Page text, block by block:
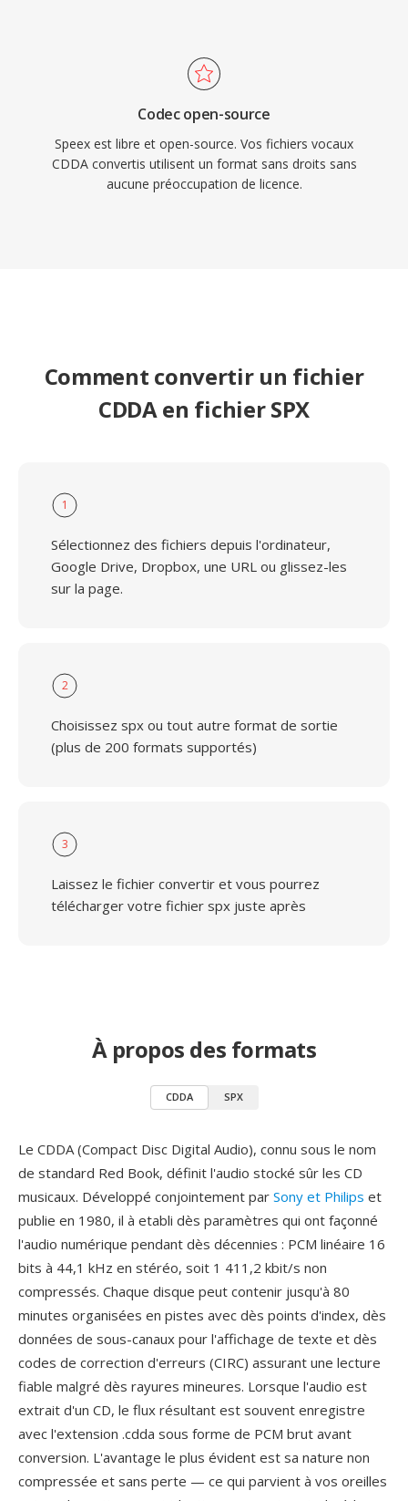
Codec open-source
Speex est libre et open-source. Vos fichiers vocaux
CDDA convertis utilisent un format sans droits sans
aucune préoccupation de licence.
Comment convertir un fichier
CDDA en fichier SPX
1
Sélectionnez des fichiers depuis l'ordinateur,
Google Drive, Dropbox, une URL ou glissez-les
sur la page.
2
Choisissez spx ou tout autre format de sortie
(plus de 200 formats supportés)
3
Laissez le fichier convertir et vous pourrez
télécharger votre fichier spx juste après
À propos des formats
CDDA SPX
Le CDDA (Compact Disc Digital Audio), connu sous le nom
de standard Red Book, définit l'audio stocké sûr les CD
musicaux. Développé conjointement par Sony et Philips et
publie en 1980, il à etabli dès paramètres qui ont façonné
l'audio numérique pendant dès décennies : PCM linéaire 16
bits à 44,1 kHz en stéréo, soit 1 411,2 kbit/s non
compressés. Chaque disque peut contenir jusqu'à 80
minutes organisées en pistes avec dès points d'index, dès
données de sous-canaux pour l'affichage de texte et dès
codes de correction d'erreurs (CIRC) assurant une lecture
fiable malgré dès rayures mineures. Lorsque l'audio est
extrait d'un CD, le flux résultant est souvent enregistre
avec l'extension .cdda sous forme de PCM brut avant
conversion. L'avantage le plus évident est sa nature non
compressée et sans perte — ce qui parvient à vos oreilles